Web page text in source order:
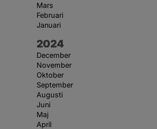
Mars
Februari
Januari
År:
2024
December
November
Oktober
September
Augusti
Juni
Maj
April